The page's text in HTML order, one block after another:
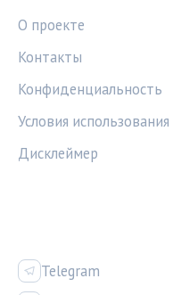
О проекте
Контакты
Конфиденциальность
Условия использования
Дисклеймер
Telegram